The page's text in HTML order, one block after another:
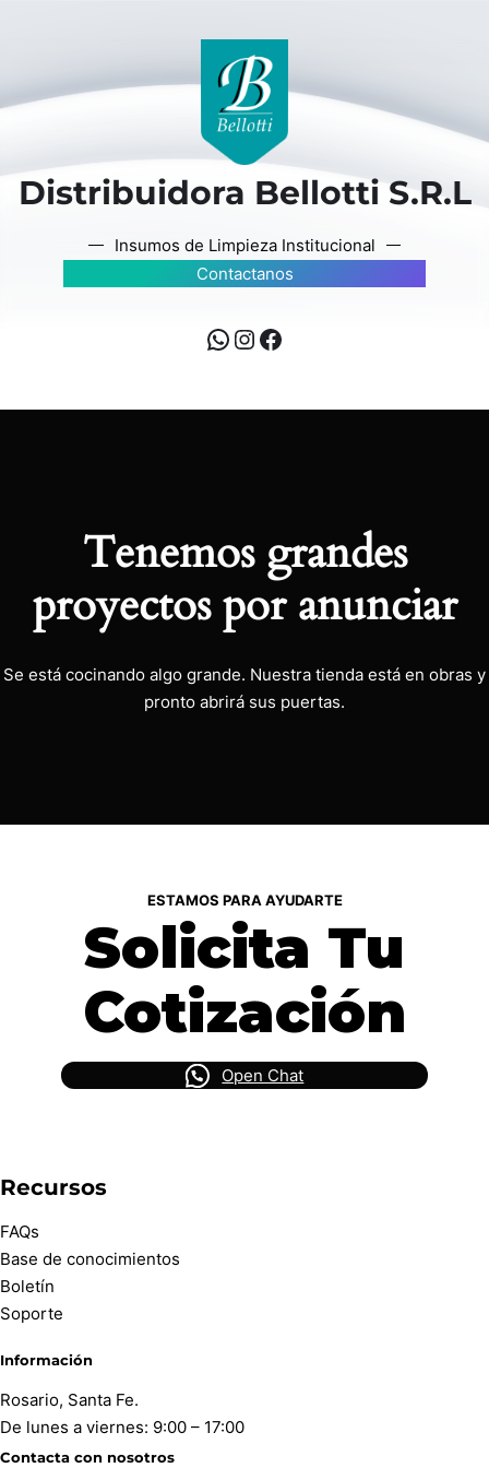
Distribuidora Bellotti S.R.L
Insumos de Limpieza Institucional
Contactanos
Tenemos grandes
proyectos por anunciar
Se está cocinando algo grande. Nuestra tienda está en obras y
pronto abrirá sus puertas.
ESTAMOS PARA AYUDARTE
Solicita Tu
Cotización
Open Chat
Recursos
FAQs
Base de conocimientos
Boletín
Soporte
Información
Rosario, Santa Fe.
De lunes a viernes: 9:00 – 17:00
Contacta con nosotros